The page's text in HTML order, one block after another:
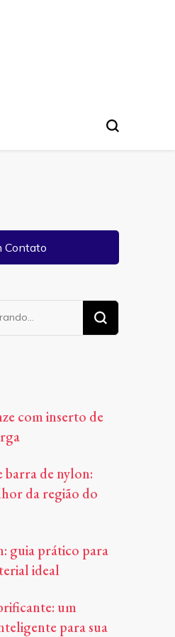
Contato
com inserto de
barra de nylon:
da região do
guia prático para
ideal
um
para sua